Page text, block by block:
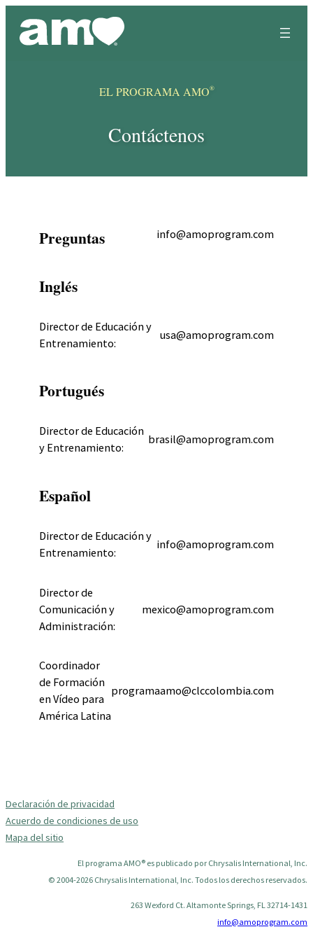
content
EL PROGRAMA AMO®
Contáctenos
Preguntas info@amoprogram.com
Inglés
Director de Educación y
Entrenamiento:
usa@amoprogram.com
Portugués
Director de Educación
y Entrenamiento:
brasil@amoprogram.com
Español
Director de Educación y
Entrenamiento:
info@amoprogram.com
Director de
Comunicación y
Administración:
mexico@amoprogram.com
Coordinador
de Formación
en Vídeo para
América Latina
programaamo@clccolombia.com
Declaración de privacidad
Acuerdo de condiciones de uso
Mapa del sitio
El programa AMO® es publicado por Chrysalis International, Inc.
© 2004-2026 Chrysalis International, Inc. Todos los derechos reservados.
263 Wexford Ct. Altamonte Springs, FL 32714-1431
info@amoprogram.com